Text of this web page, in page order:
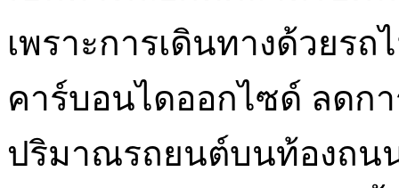
เพราะการเดินทางด้วยร
คาร์บอนไดออกไซด์ ลดก
ปริมาณรถยนต์บนท้องถน